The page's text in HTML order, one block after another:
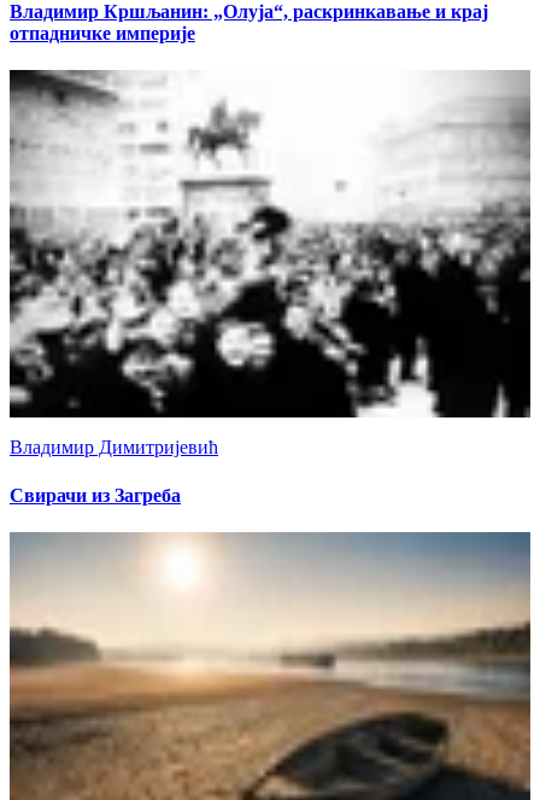
Владимир Кршљанин: „Олуја“, раскринкавање и крај
отпадничке империје
Владимир Димитријевић
Свирачи из Загреба